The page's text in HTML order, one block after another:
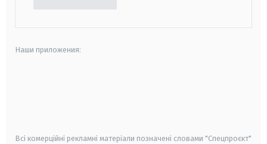
Наши приложения:
Всі комерційні рекламні матеріали позначені словами "Спецпроєкт"